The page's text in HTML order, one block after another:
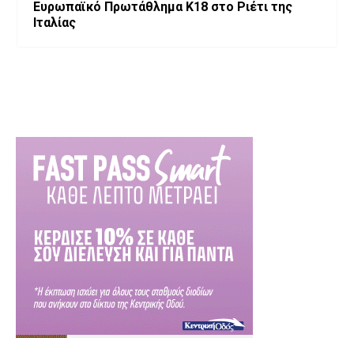
Ευρωπαϊκό Πρωτάθλημα Κ18 στο Ριέτι της
Ιταλίας